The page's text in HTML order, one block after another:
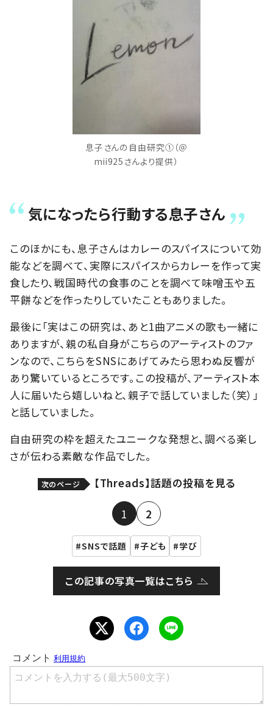
息子さんの自由研究①（＠
mii925さんより提供）
気になったら行動する息子さん
このほかにも、息子さんはカレーのスパイスについて効
能などを調べて、実際にスパイスからカレーを作って実
食したり、戦国時代の食事のことを調べて味噌玉や五
平餅などを作ったりしていたこともありました。
最後に「実はこの研究は、あと1曲アニメの歌も一緒に
ありますが、親の私自身がこちらのアーティストのファ
ンなので、こちらをSNSにあげてみたら思わぬ反響が
あり驚いているところです。この投稿が、アーティスト本
人に届いたら嬉しいねと、親子で話していました（笑）」
と話していました。
自由研究の枠を超えたユニークな発想と、調べる楽し
さが伝わる素敵な作品でした。
次のページ 【Threads】話題の投稿を見る
1 2
SNSで話題 子ども 学び
この記事の写真一覧はこちら